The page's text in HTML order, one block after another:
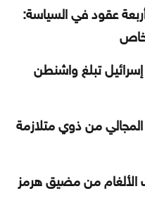
عقود في السياسة:
الـ15 بندا .. إسرائيل تبلغ واشنطن
من ذوي متلازمة
الألغام من مضيق هرمز